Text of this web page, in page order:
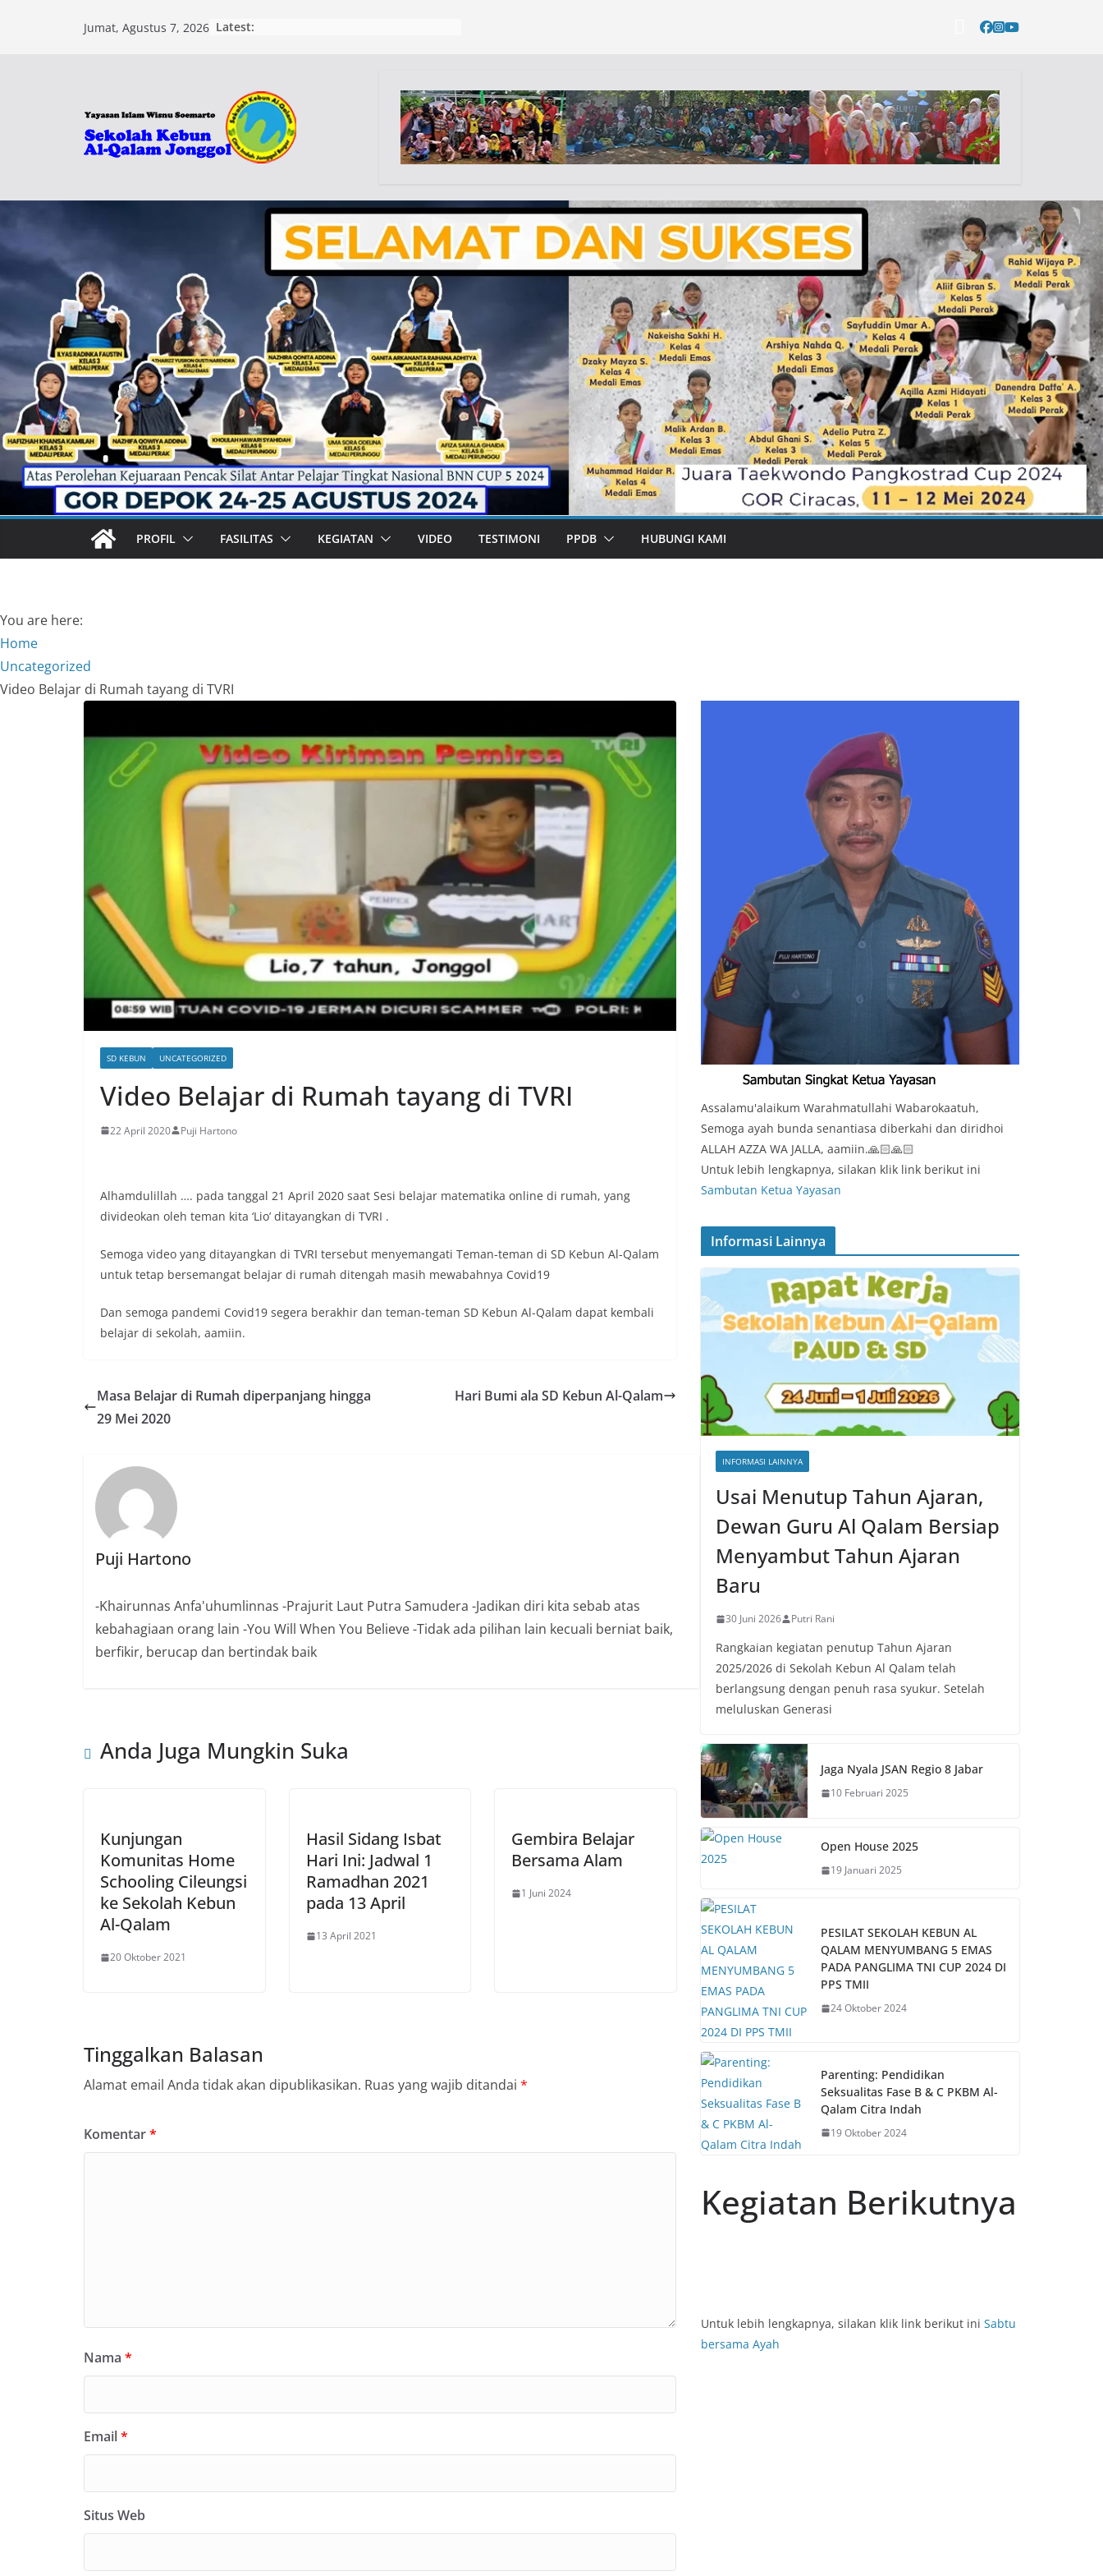
Jumat, Agustus 7, 2026 Latest:
PROFIL FASILITAS KEGIATAN VIDEO TESTIMONI PPDB HUBUNGI KAMI
You are here:
Home
Uncategorized
Video Belajar di Rumah tayang di TVRI
SD KEBUN UNCATEGORIZED
Video Belajar di Rumah tayang di TVRI
22 April 2020 Puji Hartono
Alhamdulillah …. pada tanggal 21 April 2020 saat Sesi belajar matematika online di rumah, yang
divideokan oleh teman kita ‘Lio’ ditayangkan di TVRI .
Semoga video yang ditayangkan di TVRI tersebut menyemangati Teman-teman di SD Kebun Al-Qalam
untuk tetap bersemangat belajar di rumah ditengah masih mewabahnya Covid19
Dan semoga pandemi Covid19 segera berakhir dan teman-teman SD Kebun Al-Qalam dapat kembali
belajar di sekolah, aamiin.
Masa Belajar di Rumah diperpanjang hingga
29 Mei 2020
Hari Bumi ala SD Kebun Al-Qalam
Puji Hartono
-Khairunnas Anfa'uhumlinnas -Prajurit Laut Putra Samudera -Jadikan diri kita sebab atas
kebahagiaan orang lain -You Will When You Believe -Tidak ada pilihan lain kecuali berniat baik,
berfikir, berucap dan bertindak baik
Anda Juga Mungkin Suka
Kunjungan
Komunitas Home
Schooling Cileungsi
ke Sekolah Kebun
Al-Qalam
20 Oktober 2021
Hasil Sidang Isbat
Hari Ini: Jadwal 1
Ramadhan 2021
pada 13 April
13 April 2021
Gembira Belajar
Bersama Alam
1 Juni 2024
Tinggalkan Balasan
Alamat email Anda tidak akan dipublikasikan. Ruas yang wajib ditandai *
Komentar*
Nama *
Email*
Situs Web
Assalamu'alaikum Warahmatullahi Wabarokaatuh,
Semoga ayah bunda senantiasa diberkahi dan diridhoi
ALLAH AZZA WA JALLA, aamiin.🙏🏻🙏🏻
Untuk lebih lengkapnya, silakan klik link berikut ini
Sambutan Ketua Yayasan
Informasi Lainnya
INFORMASI LAINNYA
Usai Menutup Tahun Ajaran,
Dewan Guru Al Qalam Bersiap
Menyambut Tahun Ajaran
Baru
30 Juni 2026 Putri Rani
Rangkaian kegiatan penutup Tahun Ajaran
2025/2026 di Sekolah Kebun Al Qalam telah
berlangsung dengan penuh rasa syukur. Setelah
meluluskan Generasi
Jaga Nyala JSAN Regio 8 Jabar
10 Februari 2025
Open House 2025
19 Januari 2025
PESILAT SEKOLAH KEBUN AL
QALAM MENYUMBANG 5 EMAS
PADA PANGLIMA TNI CUP 2024 DI
PPS TMII
24 Oktober 2024
Parenting: Pendidikan
Seksualitas Fase B & C PKBM Al-
Qalam Citra Indah
19 Oktober 2024
Kegiatan Berikutnya
Untuk lebih lengkapnya, silakan klik link berikut ini Sabtu
bersama Ayah